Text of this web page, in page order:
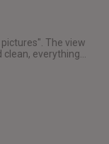
The view
everything...